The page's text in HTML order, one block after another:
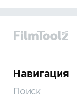
Навигация
Поиск